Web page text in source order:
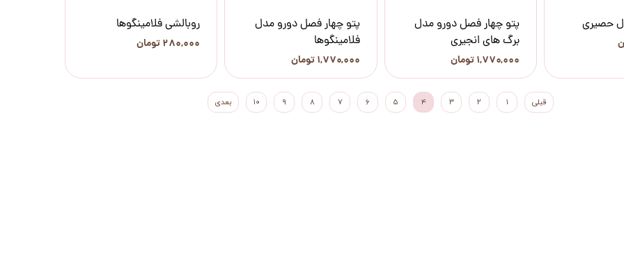
حصیری
پتو چهار فصل دورو مدل
برگ های انجیری
۱,۷۷۰,۰۰۰ تومان
پتو چهار فصل دورو مدل
فلامینگوها
۱,۷۷۰,۰۰۰ تومان
روبالشی فلامینگوها
۲۸۰,۰۰۰ تومان
قبلی ۱ ۲ ۳ ۴ ۵ ۶ ۷ ۸ ۹ ۱۰ بعدی